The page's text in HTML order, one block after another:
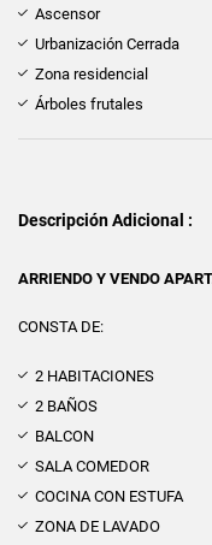
Ascensor
Urbanización Cerrada
Zona residencial
Árboles frutales
Descripción Adicional :
ARRIENDO Y VENDO
CONSTA DE:
2 HABITACIONES
2 BAÑOS
BALCON
SALA COMEDOR
COCINA CON ESTUFA
ZONA DE LAVADO